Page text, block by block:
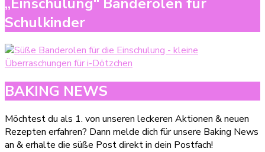
Schulkinder
BAKING NEWS
Möchtest du als 1. von unseren leckeren Aktionen & neuen
Rezepten erfahren? Dann melde dich für unsere Baking News
an & erhalte die süße Post direkt in dein Postfach!